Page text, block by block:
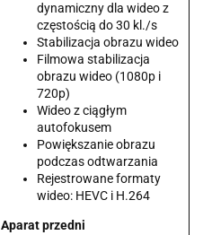
dynamiczny dla wideo z
częstością do 30 kl./s
Stabilizacja obrazu wideo
Filmowa stabilizacja
obrazu wideo (1080p i
720p)
Wideo z ciągłym
autofokusem
Powiększanie obrazu
podczas odtwarzania
Rejestrowane formaty
wideo: HEVC i H.264
Aparat przedni